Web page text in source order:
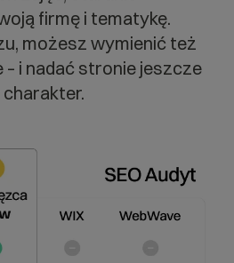
firmę i tematykę.
możesz wymienić też
– i nadać stronie jeszcze